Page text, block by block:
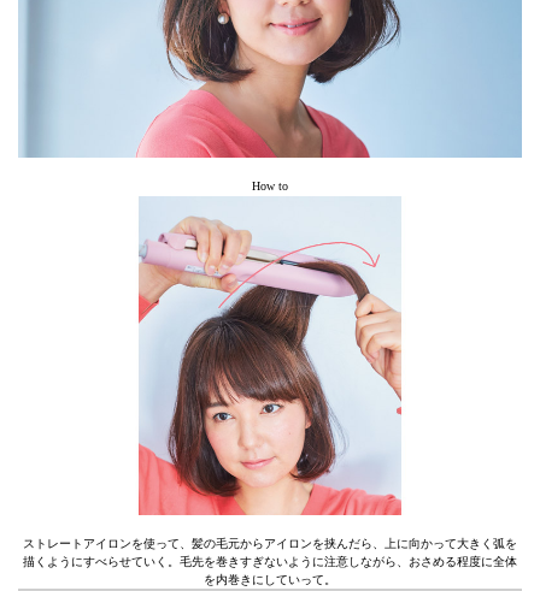
How to
ストレートアイロンを使って、髪の毛元からアイロンを挟んだら、上に向かって大きく弧を
描くようにすべらせていく。毛先を巻きすぎないように注意しながら、おさめる程度に全体
を内巻きにしていって。